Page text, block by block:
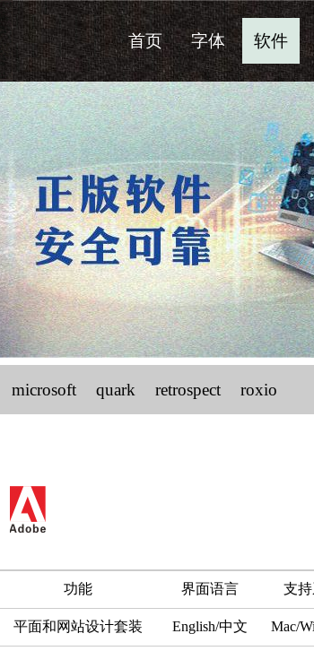
首页 字体 软件
microsoft quark retrospect roxio
功能 界面语言 支
平面和网站设计套装 English/中文 Mac/